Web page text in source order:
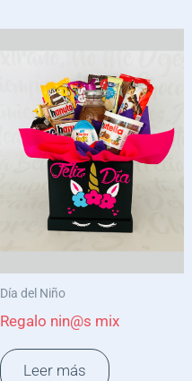
Día del Niño
Regalo nin@s mix
Leer más